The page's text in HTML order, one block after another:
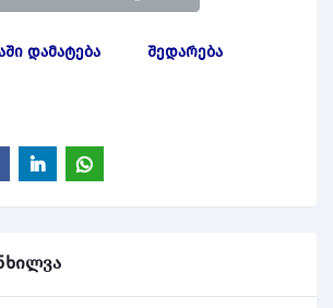
დამატება შედარება